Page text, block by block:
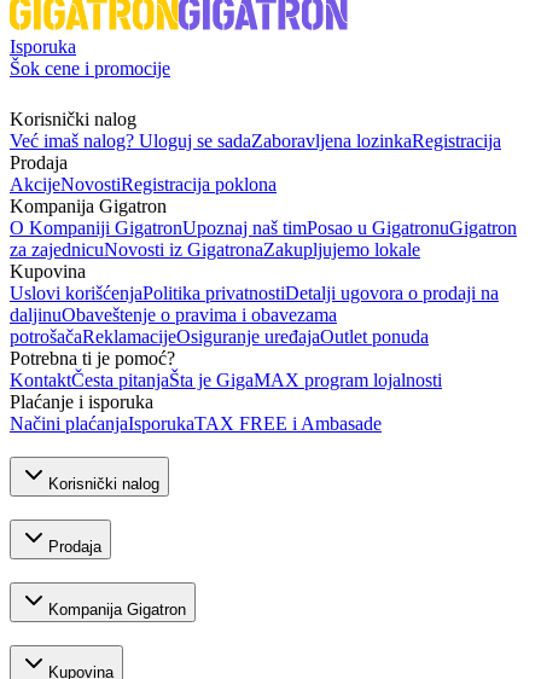
Isporuka
Šok cene i promocije
Korisnički nalog
Već imaš nalog? Uloguj se sadaZaboravljena lozinkaRegistracija
Prodaja
AkcijeNovostiRegistracija poklona
Kompanija Gigatron
O Kompaniji GigatronUpoznaj naš timPosao u GigatronuGigatron
za zajednicuNovosti iz GigatronaZakupljujemo lokale
Kupovina
Uslovi korišćenjaPolitika privatnostiDetalji ugovora o prodaji na
daljinuObaveštenje o pravima i obavezama
potrošačaReklamacijeOsiguranje uređajaOutlet ponuda
Potrebna ti je pomoć?
KontaktČesta pitanjaŠta je GigaMAX program lojalnosti
Plaćanje i isporuka
Načini plaćanjaIsporukaTAX FREE i Ambasade
Korisnički nalog
Prodaja
Kompanija Gigatron
Kupovina